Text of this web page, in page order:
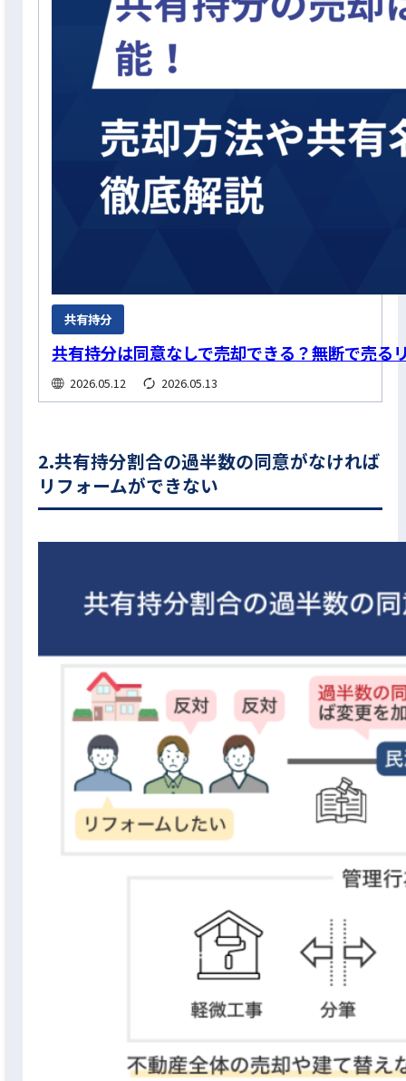
共有持分
共有持分は同意なしで売却できる？無断で売る
2026.05.12 2026.05.13
2.共有持分割合の過半数の同意がなければ
リフォームができない